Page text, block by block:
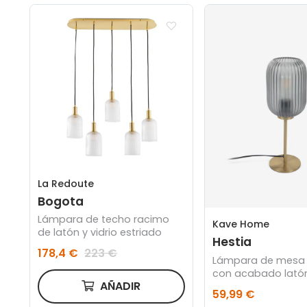
La Redoute
Bogota
Lámpara de techo racimo
de latón y vidrio estriado
178,4 € 223 €
AÑADIR
Kave Home
Hestia
Lámpara de
con acabado
59,99 €